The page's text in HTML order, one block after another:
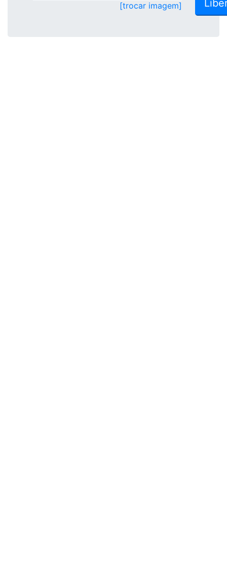
[trocar imagem]